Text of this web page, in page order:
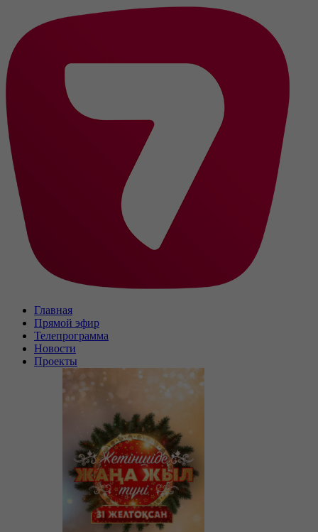
Главная
Прямой эфир
Телепрограмма
Новости
Проекты